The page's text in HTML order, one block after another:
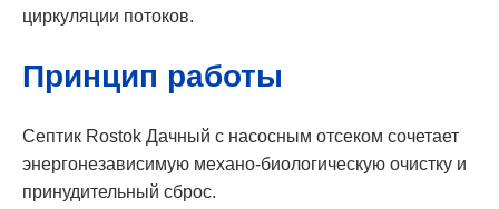
циркуляции потоков.
Принцип работы
Септик Rostok Дачный с насосным отсеком сочетает
энергонезависимую механо-биологическую очистку и
принудительный сброс.